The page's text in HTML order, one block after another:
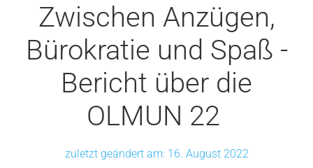
Zwischen Anzügen,
Bürokratie und Spaß -
Bericht über die
OLMUN 22
zuletzt geändert am: 16. August 2022